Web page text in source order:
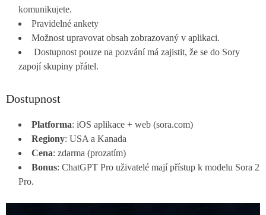
komunikujete.
Pravidelné ankety
Možnost upravovat obsah zobrazovaný v aplikaci.
Dostupnost pouze na pozvání má zajistit, že se do Sory
zapojí skupiny přátel.
Dostupnost
Platforma: iOS aplikace + web (sora.com)
Regiony: USA a Kanada
Cena: zdarma (prozatím)
Bonus: ChatGPT Pro uživatelé mají přístup k modelu Sora 2
Pro.